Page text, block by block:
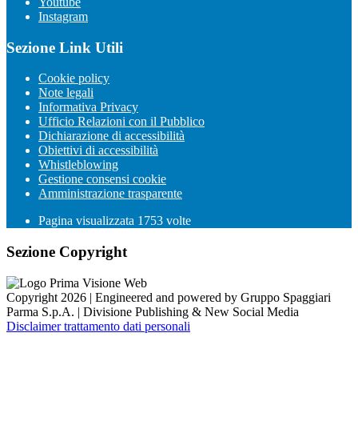
Instagram
Sezione Link Utili
Cookie policy
Note legali
Informativa Privacy
Ufficio Relazioni con il Pubblico
Dichiarazione di accessibilità
Obiettivi di accessibilità
Whistleblowing
Gestione consensi cookie
Amministrazione trasparente
Pagina visualizzata 1753 volte
Sezione Copyright
Copyright 2026 | Engineered and powered by Gruppo Spaggiari
Parma S.p.A. | Divisione Publishing & New Social Media
Disclaimer trattamento dati personali